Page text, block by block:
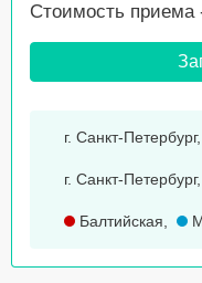
Стоимость приема
г. Санкт-
г. Санкт-
Балтийская,